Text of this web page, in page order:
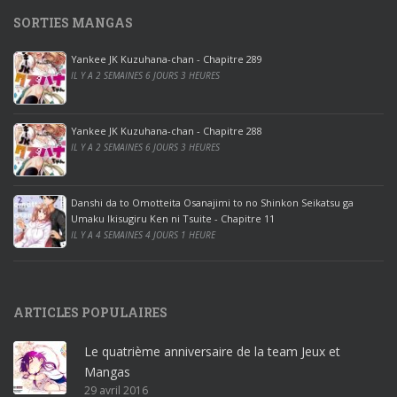
0
p
r
o
o
ff
i
c
e
2
0
1
r
o
ff
SORTIES MANGAS
Yankee JK Kuzuhana-chan - Chapitre 289
IL Y A 2 SEMAINES 6 JOURS 3 HEURES
Yankee JK Kuzuhana-chan - Chapitre 288
IL Y A 2 SEMAINES 6 JOURS 3 HEURES
Danshi da to Omotteita Osanajimi to no Shinkon Seikatsu ga
Umaku Ikisugiru Ken ni Tsuite - Chapitre 11
IL Y A 4 SEMAINES 4 JOURS 1 HEURE
ARTICLES POPULAIRES
Le quatrième anniversaire de la team Jeux et
Mangas
29 avril 2016